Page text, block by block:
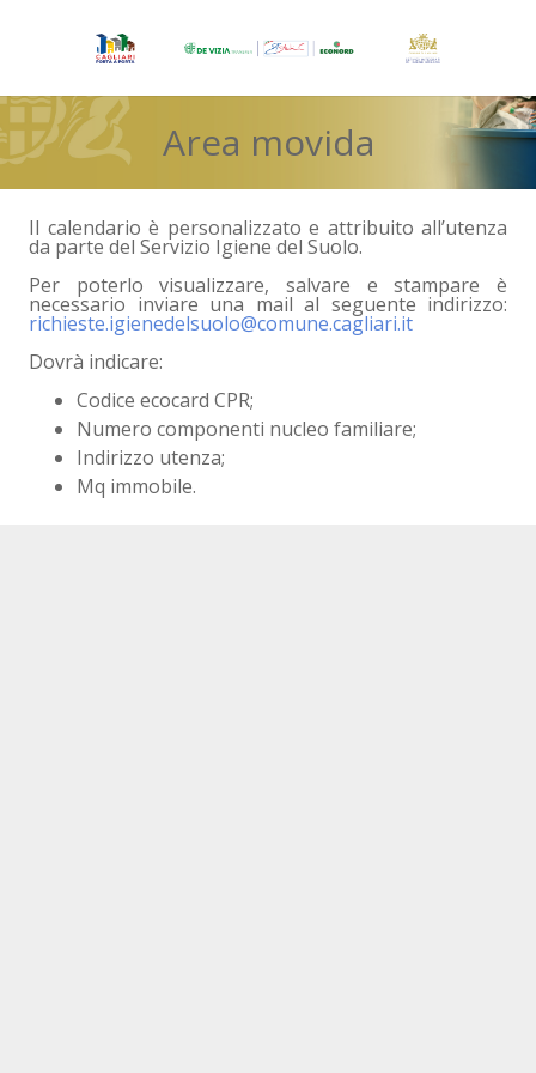
Area movida
Il calendario è personalizzato e attribuito all’utenza
da parte del Servizio Igiene del Suolo.
Per poterlo visualizzare, salvare e stampare è
necessario inviare una mail al seguente indirizzo:
richieste.igienedelsuolo@comune.cagliari.it
Dovrà indicare:
Codice ecocard CPR;
Numero componenti nucleo familiare;
Indirizzo utenza;
Mq immobile.